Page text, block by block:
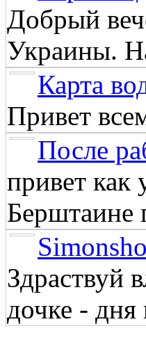
Добрый
Украины.
Карта
Привет
После
привет как
Берштаине
Здраствуй
дочке - дня